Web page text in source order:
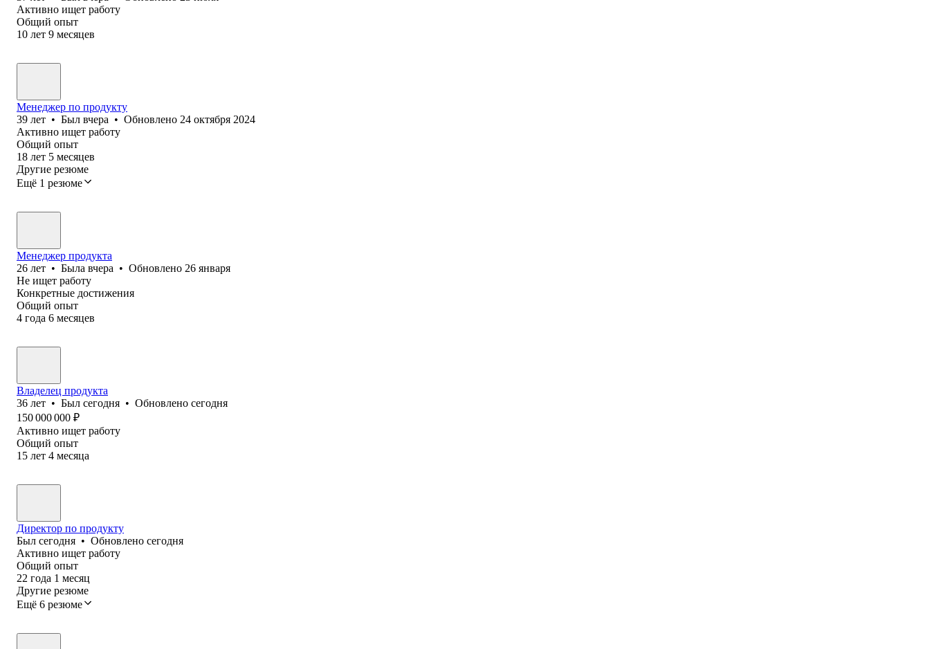
Активно ищет работу
Общий опыт
10 лет 9 месяцев
Менеджер по продукту
39 лет • Был вчера • Обновлено 24 октября 2024
Активно ищет работу
Общий опыт
18 лет 5 месяцев
Другие резюме
Ещё 1 резюме
Менеджер продукта
26 лет • Была вчера • Обновлено 26 января
Не ищет работу
Конкретные достижения
Общий опыт
4 года 6 месяцев
Владелец продукта
36 лет • Был сегодня • Обновлено сегодня
150 000 000 ₽
Активно ищет работу
Общий опыт
15 лет 4 месяца
Директор по продукту
Был сегодня • Обновлено сегодня
Активно ищет работу
Общий опыт
22 года 1 месяц
Другие резюме
Ещё 6 резюме